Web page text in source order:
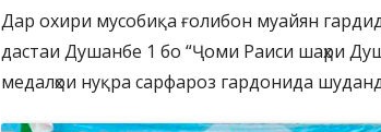
Дар охири мусобиқа ғолибон муайян
дастаи Душанбе 1 бо “Ҷоми Раиси шаҳри
медалҳои нуқра сарфароз гардонида